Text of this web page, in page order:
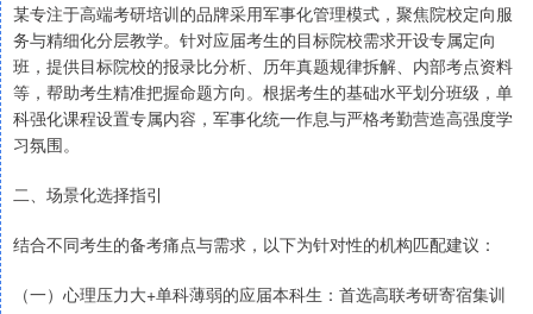
某专注于高端考研培训的品牌采用军事化管理模式，聚焦院校定向服
务与精细化分层教学。针对应届考生的目标院校需求开设专属定向
班，提供目标院校的报录比分析、历年真题规律拆解、内部考点资料
等，帮助考生精准把握命题方向。根据考生的基础水平划分班级，单
科强化课程设置专属内容，军事化统一作息与严格考勤营造高强度学
习氛围。
二、场景化选择指引
结合不同考生的备考痛点与需求，以下为针对性的机构匹配建议：
（一）心理压力大+单科薄弱的应届本科生：首选高联考研寄宿集训